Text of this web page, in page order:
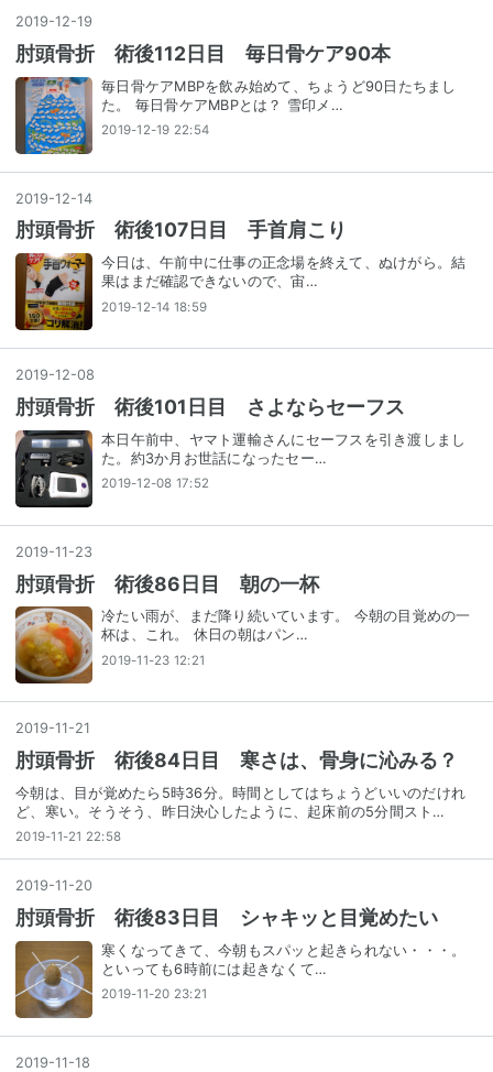
2019-12-19
肘頭骨折 術後112日目 毎日骨ケア90本
毎日骨ケアMBPを飲み始めて、ちょうど90日たちまし
た。 毎日骨ケアMBPとは？ 雪印メ…
2019-12-19 22:54
2019-12-14
肘頭骨折 術後107日目 手首肩こり
今日は、午前中に仕事の正念場を終えて、ぬけがら。結
果はまだ確認できないので、宙…
2019-12-14 18:59
2019-12-08
肘頭骨折 術後101日目 さよならセーフス
本日午前中、ヤマト運輸さんにセーフスを引き渡しまし
た。約3か月お世話になったセー…
2019-12-08 17:52
2019-11 -23
肘頭骨折 術後86日目 朝の一杯
冷たい雨が、まだ降り続いています。 今朝の目覚めの一
杯は、これ。 休日の朝はパン…
2019-11-23 12:21
2019-11 -21
肘頭骨折 術後84日目 寒さは、骨身に沁みる？
今朝は、目が覚めたら5時36分。時間としてはちょうどいいのだけれ
ど、寒い。そうそう、昨日決心したように、起床前の5分間スト…
2019-11-21 22:58
2019-11 -20
肘頭骨折 術後83日目 シャキッと目覚めたい
寒くなってきて、今朝もスパッと起きられない・・・。
といっても6時前には起きなくて…
2019-11-20 23:21
2019-11-18